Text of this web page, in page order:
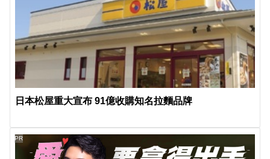
日本松屋重大宣布 91億收購知名拉麵品牌
PR